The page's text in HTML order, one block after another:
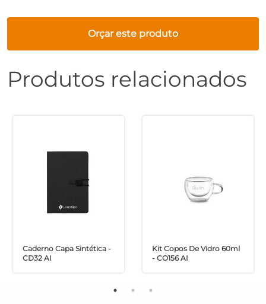
Orçar este produto
Produtos relacionados
Caderno Capa Sintética -
CD32 AI
Kit Copos De Vidro 60ml
- CO156 AI